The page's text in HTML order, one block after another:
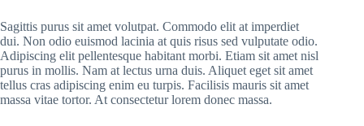
Sagittis purus sit amet volutpat. Commodo elit at imperdiet
dui. Non odio euismod lacinia at quis risus sed vulputate odio.
Adipiscing elit pellentesque habitant morbi. Etiam sit amet nisl
purus in mollis. Nam at lectus urna duis. Aliquet eget sit amet
tellus cras adipiscing enim eu turpis. Facilisis mauris sit amet
massa vitae tortor. At consectetur lorem donec massa.